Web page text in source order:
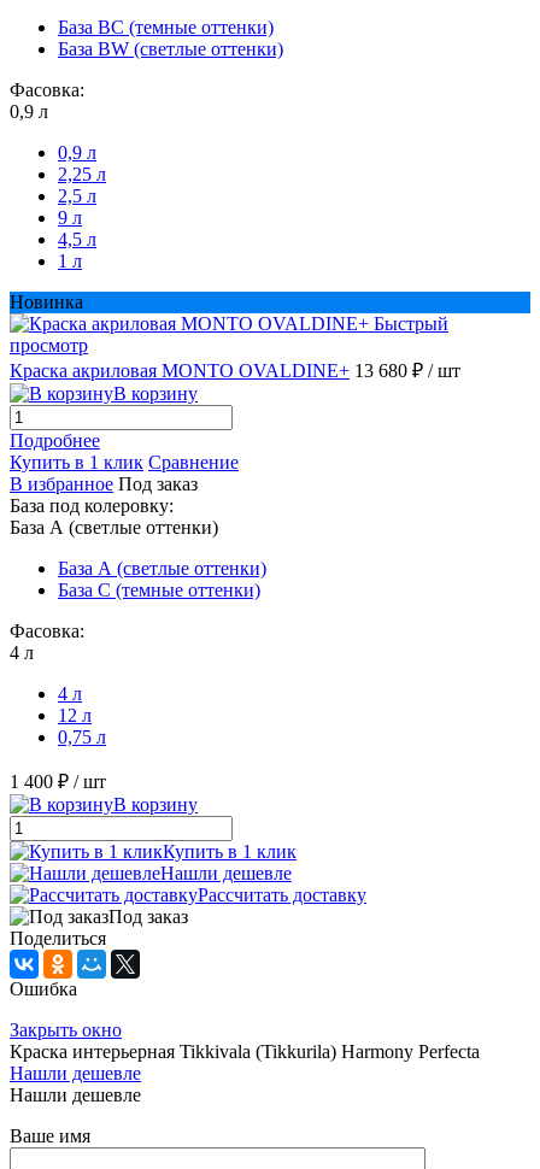
База BС (темные оттенки)
База BW (светлые оттенки)
Фасовка:
0,9 л
0,9 л
2,25 л
2,5 л
9 л
4,5 л
1 л
Новинка
Быстрый
просмотр
Краска акриловая MONTO OVALDINE+ 13 680 ₽ / шт
В корзину
Подробнее
Купить в 1 клик Сравнение
В избранное Под заказ
База под колеровку:
База А (светлые оттенки)
База А (светлые оттенки)
База С (темные оттенки)
Фасовка:
4 л
4 л
12 л
0,75 л
1 400 ₽ / шт
В корзину
Купить в 1 клик
Нашли дешевле
Рассчитать доставку
Под заказ
Поделиться
Ошибка
Закрыть окно
Краска интерьерная Tikkivala (Tikkurila) Harmony Perfecta
Нашли дешевле
Нашли дешевле
Ваше имя